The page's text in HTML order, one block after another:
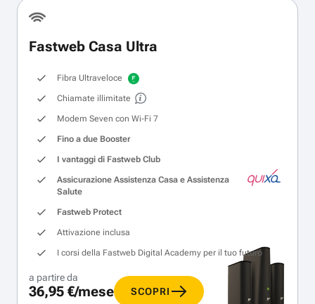
Fastweb Casa Ultra
Fibra Ultraveloce
Chiamate illimitate
Modem Seven con Wi‑Fi 7
Fino a due Booster
I vantaggi di Fastweb Club
Assicurazione Assistenza Casa e Assistenza
Salute
Fastweb Protect
Attivazione inclusa
I corsi della Fastweb Digital Academy per il tuo futuro
a partire da
36,95 €/mese SCOPRI